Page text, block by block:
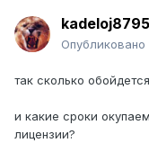
kadeloj8795
Опубликовано
так сколько
и какие сроки
лицензии?